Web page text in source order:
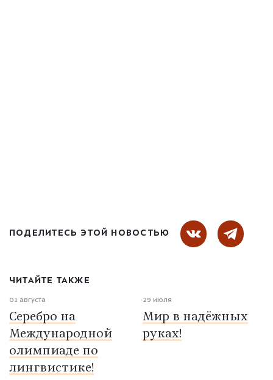
ПОДЕЛИТЕСЬ ЭТОЙ НОВОСТЬЮ
ЧИТАЙТЕ ТАКЖЕ
01 августа
Серебро на
Международной
олимпиаде по
лингвистике!
29 июля
Мир в надёжных
руках!